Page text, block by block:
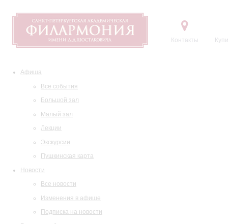
Контакты
Афиша
Все события
Большой зал
Малый зал
Лекции
Экскурсии
Пушкинская карта
Новости
Все новости
Изменения в афише
Подписка на новости